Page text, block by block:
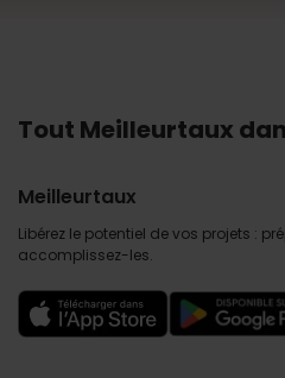
Tout Meilleurtaux
Meilleurtaux
Libérez le potentiel de vos projets :
accomplissez-les.